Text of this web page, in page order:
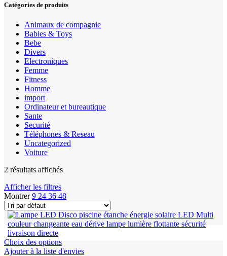
Catégories de produits
Animaux de compagnie
Babies & Toys
Bebe
Divers
Electroniques
Femme
Fitness
Homme
import
Ordinateur et bureautique
Sante
Securité
Téléphones & Reseau
Uncategorized
Voiture
2 résultats affichés
Afficher les filtres
Montrer9 24 36 48
Choix des options
Ajouter à la liste d'envies